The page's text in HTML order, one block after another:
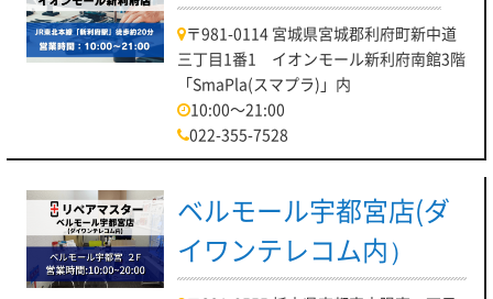
〒981-0114 宮城県宮城郡利府町新中道
三丁目1番1 イオンモール新利府南館3階
「SmaPla(スマプラ)」内
10:00～21:00
022-355-7528
ベルモール宇都宮店(ダ
イワンテレコム内）